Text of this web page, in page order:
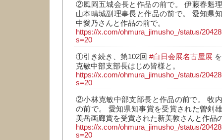
②風岡五城会長と作品の前で。 伊藤春魁
山本晴城副理事長と作品の前で。 愛知県
中愛乃さんと作品の前で。
https://x.com/ohmura_jimusho_/status/
s=20
①引き続き、第102回 #白日会展名古屋展
克敏中部支部長はじめ皆様と。
https://x.com/ohmura_jimusho_/status/
s=20
②小林克敏中部支部長と作品の前で。 牧
の前で。 愛知県知事賞を受賞された曽剣
美岳画廊賞を受賞された新美敦さんと作品
https://x.com/ohmura_jimusho_/status/
s=20